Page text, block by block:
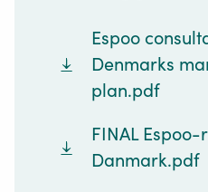
Espoo
Denmarks
plan.pdf
FINAL
Danmark.pdf